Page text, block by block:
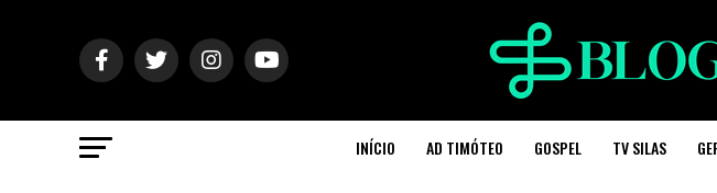
INÍCIO AD TIMÓTEO GOSPEL TV SILAS